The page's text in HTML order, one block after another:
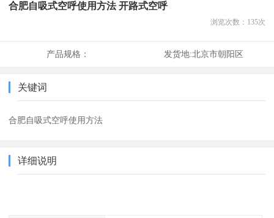
合肥自吸式空呼使用方法 开路式空呼
浏览次数： 135次
产品规格： 发货地:北京市朝阳区
关键词
合肥自吸式空呼使用方法
详细说明